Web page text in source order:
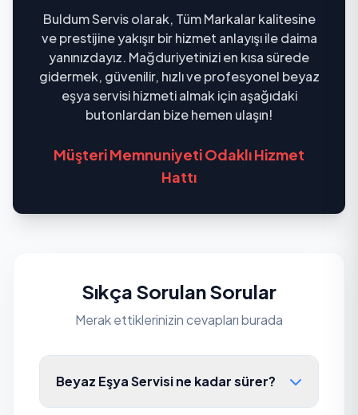
Buldum Servis olarak, Tüm Markalar kalitesine
ve prestijine yakışır bir hizmet anlayışı ile daima
yanınızdayız. Mağduriyetinizi en kısa sürede
gidermek, güvenilir, hızlı ve profesyonel beyaz
eşya servisi hizmeti almak için aşağıdaki
butonlardan bize hemen ulaşın!
Müşteri Memnuniyeti Odaklı Hizmet
Hattı
Sıkça Sorulan Sorular
Merak ettiklerinizin cevapları burada
Beyaz Eşya Servisi ne kadar sürer?